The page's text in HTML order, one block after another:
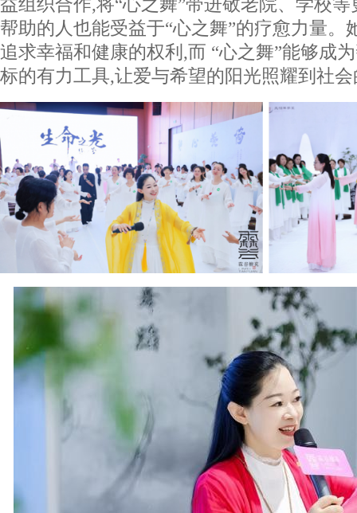
帮助的人也能受益于“心之舞”的疗愈力量。
追求幸福和健康的权利,而 “心之舞”能够成
标的有力工具,让爱与希望的阳光照耀到社